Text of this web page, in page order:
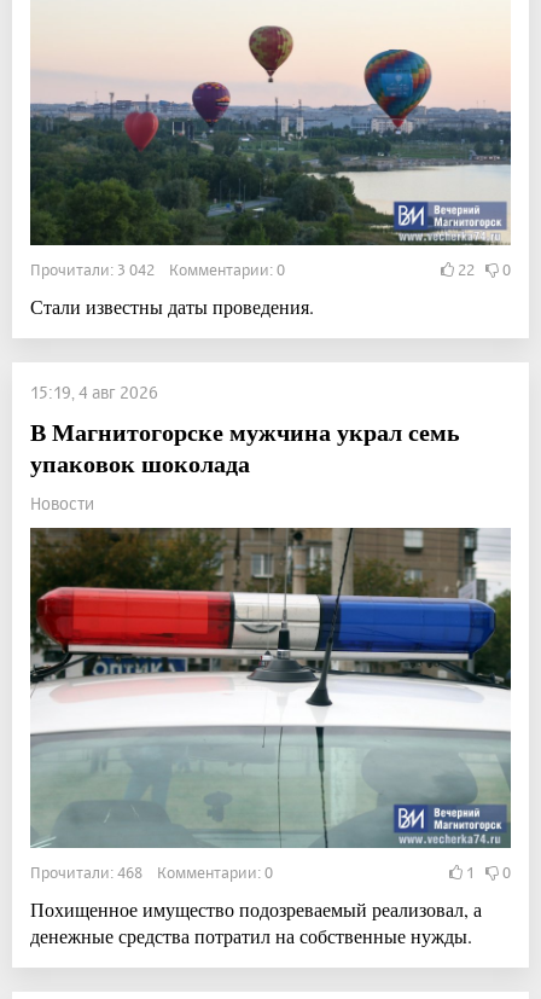
Прочитали: 3 042 Комментарии: 0 22 0
Стали известны даты проведения.
15:19, 4 авг 2026
В Магнитогорске мужчина украл семь
упаковок шоколада
Новости
Прочитали: 468 Комментарии: 0 1 0
Похищенное имущество подозреваемый реализовал, а
денежные средства потратил на собственные нужды.